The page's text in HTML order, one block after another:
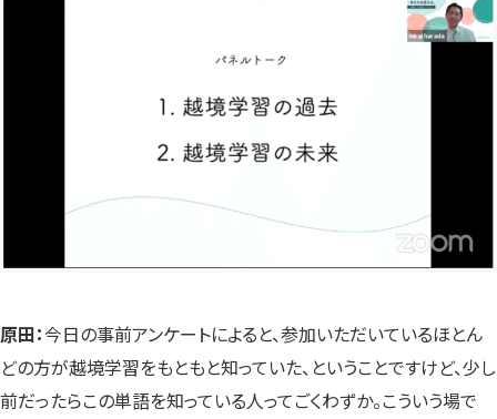
原田：今日の事前アンケートによると、参加いただいているほとん
どの方が越境学習をもともと知っていた、ということですけど、少し
前だったらこの単語を知っている人ってごくわずか。こういう場で